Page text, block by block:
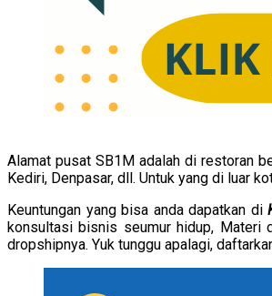
Alamat pusat SB1M adalah di restoran
Kediri, Denpasar, dll. Untuk yang di luar
Keuntungan yang bisa anda dapatkan di
konsultasi bisnis seumur hidup, Materi
dropshipnya. Yuk tunggu apalagi,